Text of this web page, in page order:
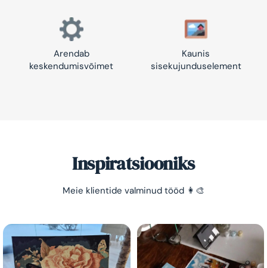
Arendab
keskendumisvõimet
Kaunis
sisekujunduselement
Inspiratsiooniks
Meie klientide valminud tööd 👩‍🎨